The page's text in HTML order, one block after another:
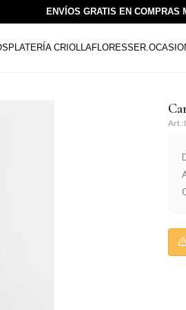
ENVÍOS GRATIS EN COMPRAS
PLATERÍA CRIOLLAFLORESSER.